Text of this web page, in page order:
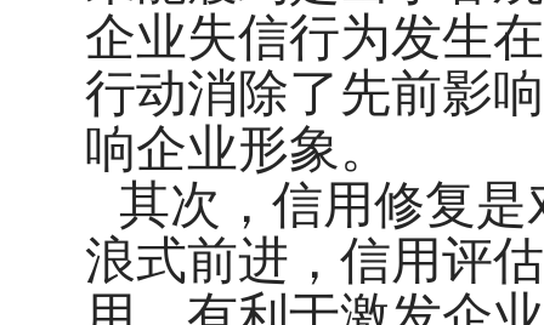
企业失信行为发生
行动消除了先前影
响企业形象。
其次，信用修复
浪式前进，信用评